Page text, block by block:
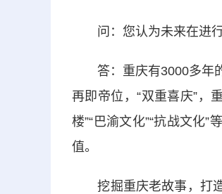
问：您认为未来在进行
答：重庆有3000多年的
再即帝位，“双重喜庆”，
楼”“巴渝文化”“抗战文化
值。
挖掘重庆老故事，打造